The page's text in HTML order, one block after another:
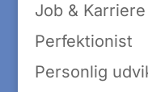
Job & Karriere
Perfektionist
Personlig